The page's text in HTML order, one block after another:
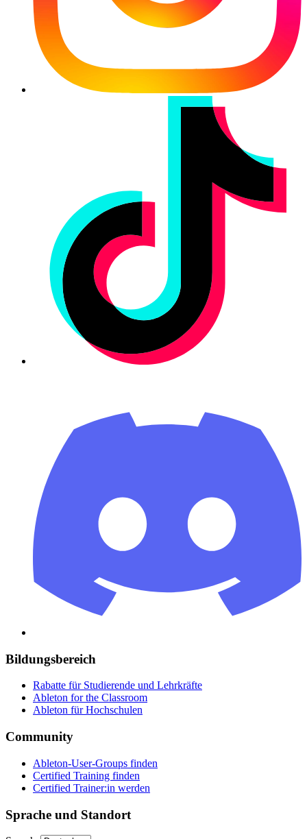
Bildungsbereich
Rabatte für Studierende und Lehrkräfte
Ableton for the Classroom
Ableton für Hochschulen
Community
Ableton-User-Groups finden
Certified Training finden
Certified Trainer:in werden
Sprache und Standort